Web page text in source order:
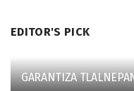
EDITOR'S PICK
GARANTIZA